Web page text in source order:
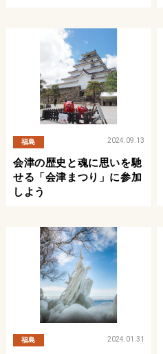
福島 2024.09.13
会津の歴史と魂に思いを馳
せる「会津まつり」に参加
しよう
福島 2024.01.31